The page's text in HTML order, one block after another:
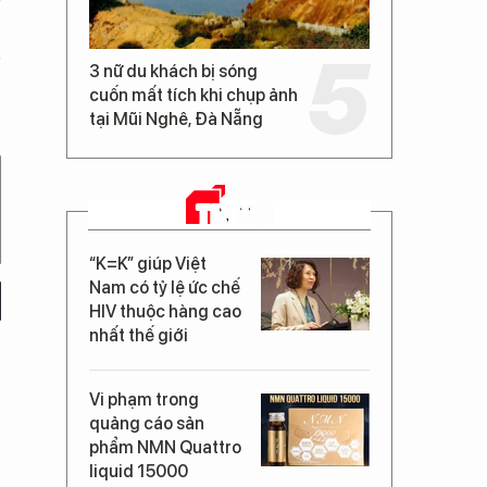
3 nữ du khách bị sóng
cuốn mất tích khi chụp ảnh
tại Mũi Nghê, Đà Nẵng
TIN MỚI
“K=K” giúp Việt
Nam có tỷ lệ ức chế
HIV thuộc hàng cao
nhất thế giới
Vi phạm trong
quảng cáo sản
phẩm NMN Quattro
liquid 15000